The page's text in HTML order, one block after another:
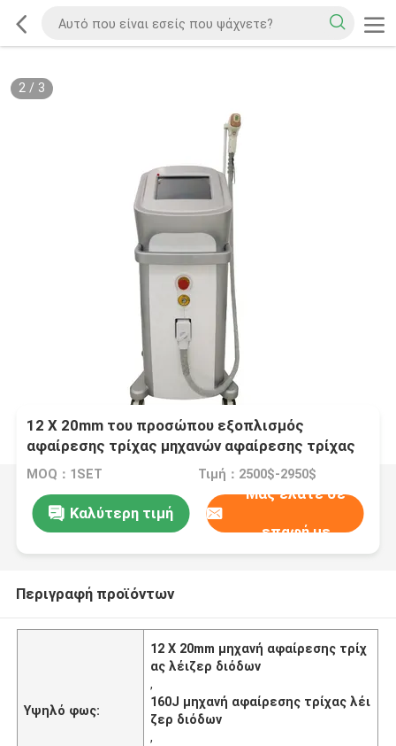
2/ 3
12 X 20mm του προσώπου εξοπλισμός
αφαίρεσης τρίχας μηχανών αφαίρεσης τρίχας
λέιζερ διόδων 160J 600 Watt
MOQ：1SET Τιμή：2500$-2950$
Καλύτερη τιμή
Μας ελάτε σε
επαφή με
Περιγραφή προϊόντων
Υψηλό φως:
12 X 20mm μηχανή αφαίρεσης τρίχ
ας λέιζερ διόδων
,
160J μηχανή αφαίρεσης τρίχας λέι
ζερ διόδων
,